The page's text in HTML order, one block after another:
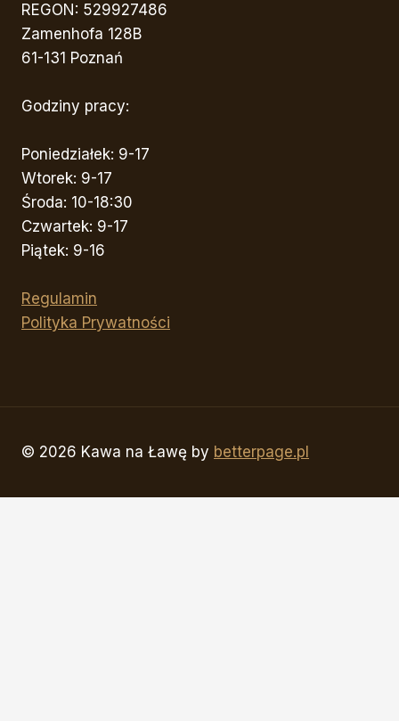
REGON: 529927486
Zamenhofa 128B
61-131 Poznań
Godziny pracy:
Poniedziałek: 9-17
Wtorek: 9-17
Środa: 10-18:30
Czwartek: 9-17
Piątek: 9-16
Regulamin
Polityka Prywatności
© 2026 Kawa na Ławę by betterpage.pl